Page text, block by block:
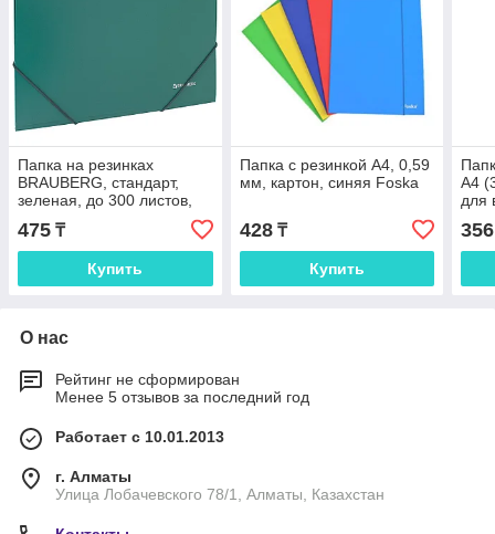
Папка на резинках
BRAUBERG, стандарт,
зеленая, до 300 листов,
0,5 мм
475 ₸
Купить
Папка с резинкой А4, 0,59
мм, картон, синяя Foska
428₸
Купить
А4
для
мм,
356
О нас
Рейтинг не сформирован
Менее 5 отзывов за последний год
Работает с 10.01.2013
г. Алматы
Улица Лобачевского 78/1, Алматы, Казахстан